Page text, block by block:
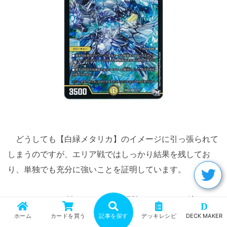
どうしても【白緑メタリカ】のイメージに引っ張られて
しまうのですが、エリア戦ではしっかり結果を残してお
り、単独でも充分に強いことを証明しています。
2017のエリア戦はメタリカの優勝によってまた流れが
変わり、最終的にまた別なデッキが関西で勝ちまくっ
ホーム カードを買う 記事を探す デッキレシピ
D
DECK MAKER